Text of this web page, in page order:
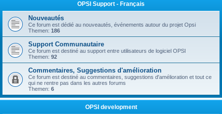
OPSI Support - Français
Nouveautés
Ce forum est dédié au nouveautés, événements autour du projet Opsi
Themen: 186
Support Communautaire
Ce forum est destiné au support entre utilisateurs de logiciel OPSI
Themen: 92
Commentaires, Suggestions d'amélioration
Ce forum est destiné au commentaires, suggestions d'amélioration et tout ce
qui ne rentre pas dans les autres forums
Themen: 6
OPSI development